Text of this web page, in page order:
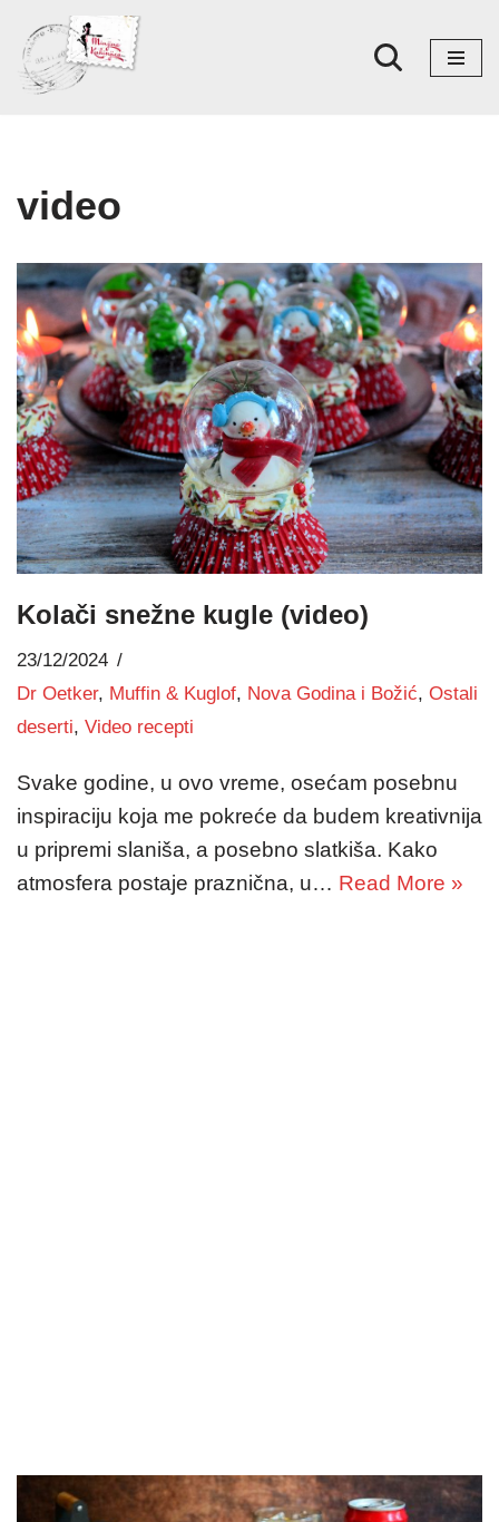
Skoči
na
video
Kolači snežne kugle (video)
23/12/2024
Dr Oetker, Muffin & Kuglof, Nova Godina i Božić, Ostali
deserti, Video recepti
Svake godine, u ovo vreme, osećam posebnu
inspiraciju koja me pokreće da budem kreativnija
u pripremi slaniša, a posebno slatkiša. Kako
atmosfera postaje praznična, u… Read More »